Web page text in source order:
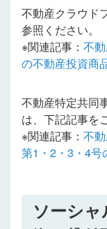
不動産クラウド
参照ください。
※関連記事： 不
の不動産投資商
不動産特定共同
は、下記記事を
※関連記事： 不
第1・2・3・4号
ソーシ